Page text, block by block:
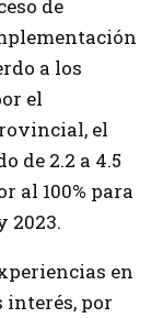
de
a los
el
el
de 2.2 a 4.5
al 100% para
2023.
en
interés, por